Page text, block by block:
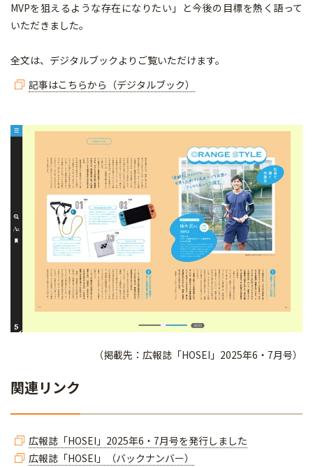
MVPを狙えるような存在になりたい」と今後の目標を熱く語って
いただきました。
全文は、デジタルブックよりご覧いただけます。
記事はこちらから（デジタルブック）
（掲載先：広報誌「HOSEI」2025年6・7月号）
関連リンク
広報誌「HOSEI」2025年6・7月号を発行しました
広報誌「HOSEI」（バックナンバー）